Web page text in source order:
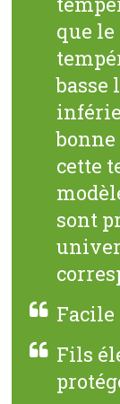
que
basse
cette
sont
Fils